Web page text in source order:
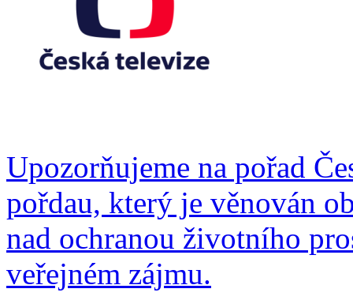
Upozorňujeme na pořad
pořdau, který je věnován
nad ochranou životního
veřejném zájmu.